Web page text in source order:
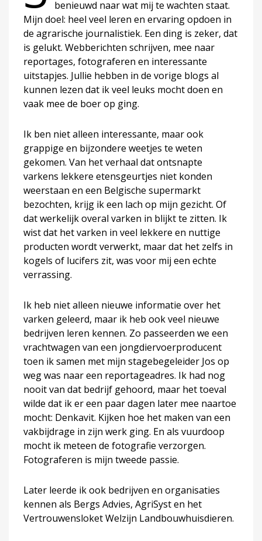
benieuwd naar wat mij te wachten staat.
Mijn doel: heel veel leren en ervaring opdoen in
de agrarische journalistiek. Een ding is zeker, dat
is gelukt. Webberichten schrijven, mee naar
reportages, fotograferen en interessante
uitstapjes. Jullie hebben in de vorige blogs al
kunnen lezen dat ik veel leuks mocht doen en
vaak mee de boer op ging.
Ik ben niet alleen interessante, maar ook
grappige en bijzondere weetjes te weten
gekomen. Van het verhaal dat ontsnapte
varkens lekkere etensgeurtjes niet konden
weerstaan en een Belgische supermarkt
bezochten, krijg ik een lach op mijn gezicht. Of
dat werkelijk overal varken in blijkt te zitten. Ik
wist dat het varken in veel lekkere en nuttige
producten wordt verwerkt, maar dat het zelfs in
kogels of lucifers zit, was voor mij een echte
verrassing.
Ik heb niet alleen nieuwe informatie over het
varken geleerd, maar ik heb ook veel nieuwe
bedrijven leren kennen. Zo passeerden we een
vrachtwagen van een jongdiervoerproducent
toen ik samen met mijn stagebegeleider Jos op
weg was naar een reportageadres. Ik had nog
nooit van dat bedrijf gehoord, maar het toeval
wilde dat ik er een paar dagen later mee naartoe
mocht: Denkavit. Kijken hoe het maken van een
vakbijdrage in zijn werk ging. En als vuurdoop
mocht ik meteen de fotografie verzorgen.
Fotograferen is mijn tweede passie.
Later leerde ik ook bedrijven en organisaties
kennen als Bergs Advies, AgriSyst en het
Vertrouwensloket Welzijn Landbouwhuisdieren.